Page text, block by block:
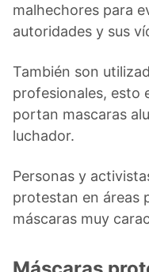
malhechores para
autoridades y sus
También son
profesionales, esto
portan mascaras
luchador.
Personas y
protestan en áreas
máscaras muy